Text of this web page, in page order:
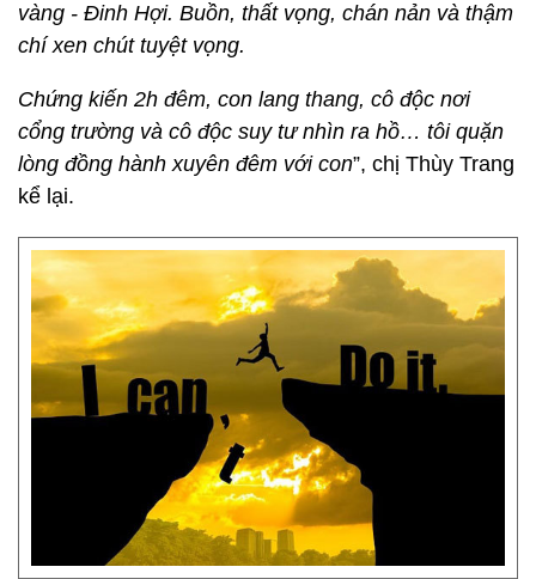
vàng - Đinh Hợi. Buồn, thất vọng, chán nản và thậm
chí xen chút tuyệt vọng.
Chứng kiến 2h đêm, con lang thang, cô độc nơi
cổng trường và cô độc suy tư nhìn ra hồ… tôi quặn
lòng đồng hành xuyên đêm với con”, chị Thùy Trang
kể lại.